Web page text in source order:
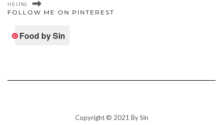
HEIJN)
FOLLOW ME ON PINTEREST
Food by Sin
Copyright © 2021 By Sin